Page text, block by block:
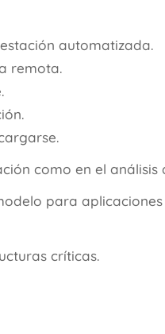
automatizada.
remota.
como en el análisis
para
críticas.